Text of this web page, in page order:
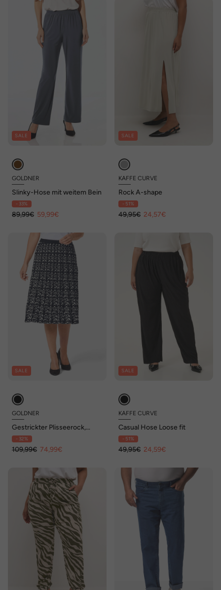
SALE
GOLDNER
Slinky-Hose mit weitem Bein
- 33%
89,99€ 59,99€
SALE
KAFFE CURVE
Rock A-shape
- 51%
49,95€ 24,57€
SALE
GOLDNER
Gestrickter Plisseerock,
Grafik-Muster
- 32%
109,99€ 74,99€
SALE
KAFFE CURVE
Casual Hose Loose fit
- 51%
49,95€ 24,59€